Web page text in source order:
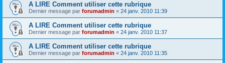
A LIRE Comment utiliser cette rubrique
Dernier message par forumadmin « 24 janv. 2010 11:39
A LIRE Comment utiliser cette rubrique
Dernier message par forumadmin « 24 janv. 2010 11:37
A LIRE Comment utiliser cette rubrique
Dernier message par forumadmin « 24 janv. 2010 11:35